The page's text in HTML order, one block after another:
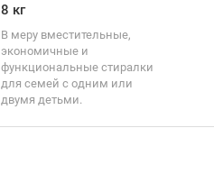
8 кг
В меру вместительные,
экономичные и
функциональные стиралки
для семей с одним или
двумя детьми.